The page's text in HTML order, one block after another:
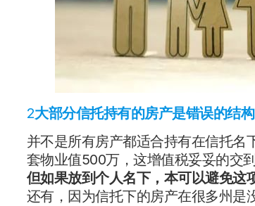
2大部分信托持有的房产是错误的结构
并不是所有房产都适合持有在信托
套物业值500万，这增值税妥妥的交
但如果放到个人名下，本可以避免这
还有，因为信托下的房产在很多州是